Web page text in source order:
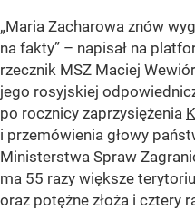
„Maria Zacharowa znów
na fakty” – napisał na
rzecznik MSZ Maciej
jego rosyjskiej
po rocznicy zaprzysiężenia
i przemówienia głowy
Ministerstwa Spraw
ma 55 razy większe
oraz potężne złoża i cztery